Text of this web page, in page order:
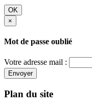
OK
×
Mot de passe oublié
Votre adresse mail :
Envoyer
Plan du site